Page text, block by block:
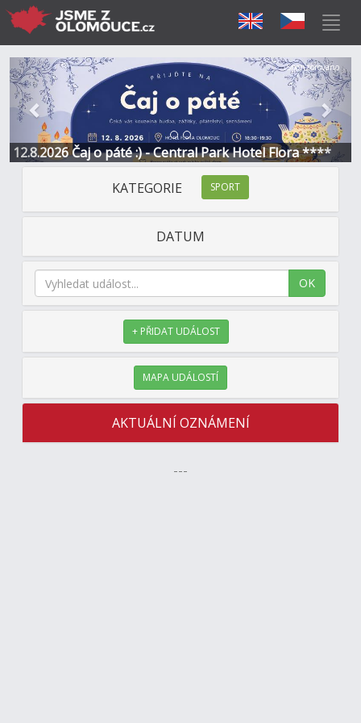
12.8.2026 Čaj o páté :) - Central Park Hotel Flora ****
Předchozí Další
Sponzorováno
KATEGORIE SPORT
DATUM
OK
+ PŘIDAT UDÁLOST
MAPA UDÁLOSTÍ
AKTUÁLNÍ OZNÁMENÍ
---